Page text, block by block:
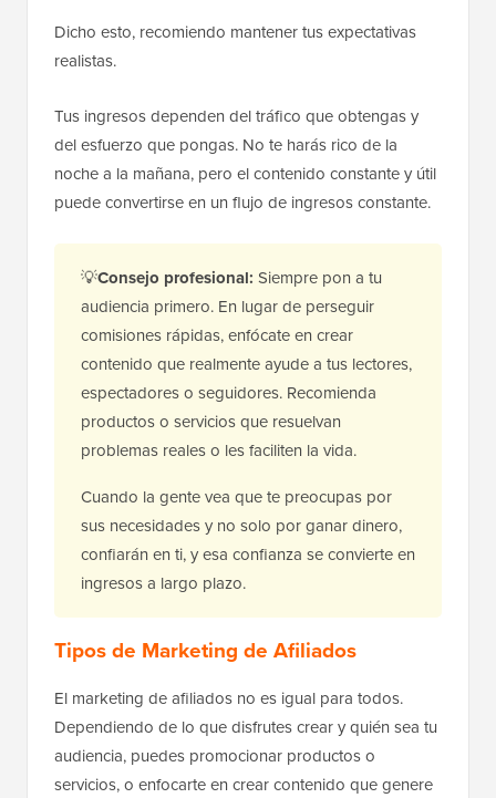
Dicho esto, recomiendo mantener tus expectativas
realistas.
Tus ingresos dependen del tráfico que obtengas y
del esfuerzo que pongas. No te harás rico de la
noche a la mañana, pero el contenido constante y útil
puede convertirse en un flujo de ingresos constante.
💡Consejo profesional: Siempre pon a tu
audiencia primero. En lugar de perseguir
comisiones rápidas, enfócate en crear
contenido que realmente ayude a tus lectores,
espectadores o seguidores. Recomienda
productos o servicios que resuelvan
problemas reales o les faciliten la vida.
Cuando la gente vea que te preocupas por
sus necesidades y no solo por ganar dinero,
confiarán en ti, y esa confianza se convierte en
ingresos a largo plazo.
Tipos de Marketing de Afiliados
El marketing de afiliados no es igual para todos.
Dependiendo de lo que disfrutes crear y quién sea tu
audiencia, puedes promocionar productos o
servicios, o enfocarte en crear contenido que genere